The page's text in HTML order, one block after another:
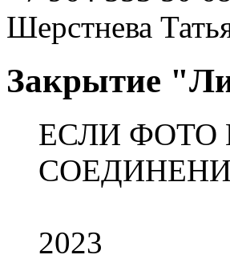
Шерстнева
Закрытие
ЕСЛИ ФОТО
2023